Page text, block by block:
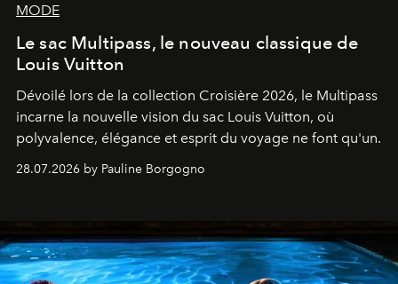
MODE
Le sac Multipass, le nouveau classique de
Louis Vuitton
Dévoilé lors de la collection Croisière 2026, le Multipass
incarne la nouvelle vision du sac Louis Vuitton, où
polyvalence, élégance et esprit du voyage ne font qu'un.
28.07.2026 by Pauline Borgogno